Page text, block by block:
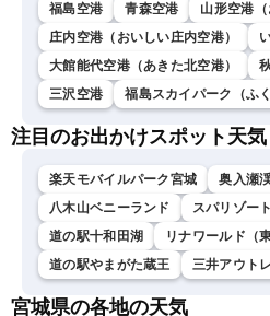
福島空港 青森空港
山形空港（
庄内空港（おいしい庄内空港）
大館能代空港（あきた北空港）
三沢空港
福島スカイパーク（ふ
注目のお出かけスポット天気
楽天モバイルパーク宮城 奥入瀬
八木山ベニーランド
スパリゾー
道の駅十和田湖
リナワールド（
道の駅やまがた蔵王
三井アウト
宮城県の各地の天気